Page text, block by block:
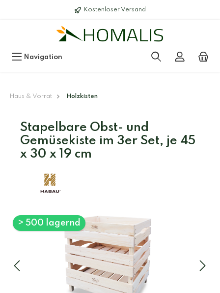
Kostenloser Versand
Navigation
Haus & Vorrat Holzkisten
Stapelbare Obst- und
Gemüsekiste im 3er Set, je 45
x 30 x 19 cm
> 500 lagernd